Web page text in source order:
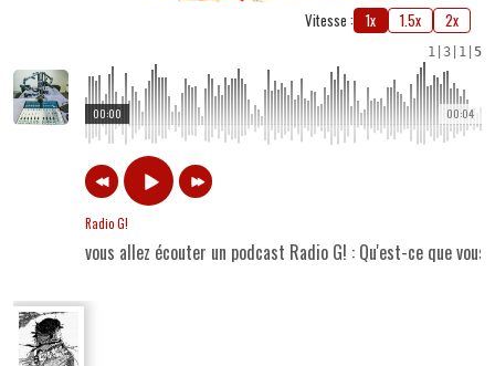
Vitesse : 1x 1.5x 2x
1 3 1 5
00:04
00:00
Radio G!
vous allez écouter un podcast Radio G! : Qu'est-ce que